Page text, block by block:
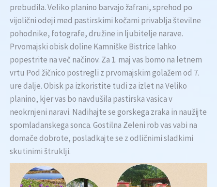
prebudila. Veliko planino barvajo žafrani, sprehod po
vijolični odeji med pastirskimi kočami privablja številne
pohodnike, fotografe, družine in ljubitelje narave.
Prvomajski obisk doline Kamniške Bistrice lahko
popestrite na več načinov. Za 1. maj vas bomo na letnem
vrtu Pod žičnico postregli z prvomajskim golažem od 7.
ure dalje. Obisk pa izkoristite tudi za izlet na Veliko
planino, kjer vas bo navdušila pastirska vasica v
neokrnjeni naravi. Nadihajte se gorskega zraka in naužijte
spomladanskega sonca. Gostilna Zeleni rob vas vabi na
domače dobrote, posladkajte se z odličnimi sladkimi
skutinimi štruklji.